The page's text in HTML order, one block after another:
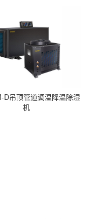
D吊顶管道调温降温除湿
机